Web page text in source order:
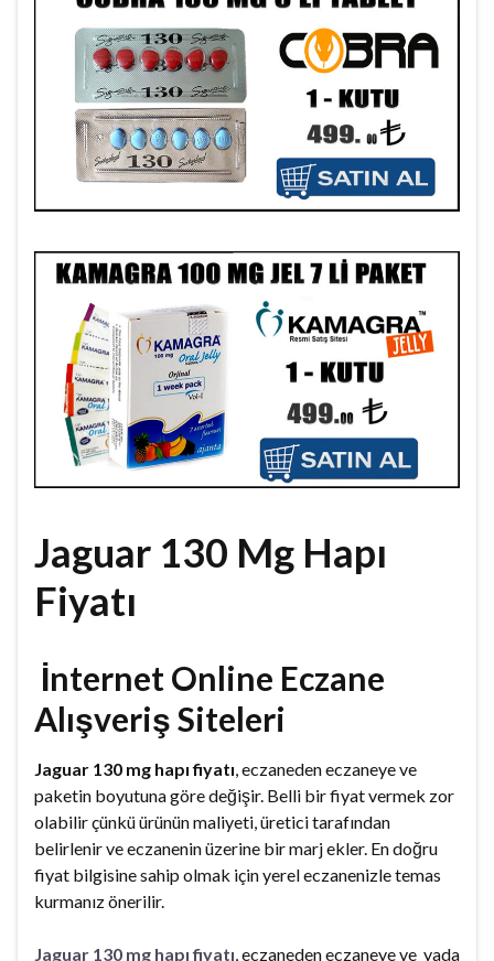
Jaguar 130 Mg Hapı
Fiyatı
İnternet Online Eczane
Alışveriş Siteleri
Jaguar 130 mg hapı fiyatı, eczaneden eczaneye ve
paketin boyutuna göre değişir. Belli bir fiyat vermek zor
olabilir çünkü ürünün maliyeti, üretici tarafından
belirlenir ve eczanenin üzerine bir marj ekler. En doğru
fiyat bilgisine sahip olmak için yerel eczanenizle temas
kurmanız önerilir.
Jaguar 130 mg hapı fiyatı, eczaneden eczaneye ve yada